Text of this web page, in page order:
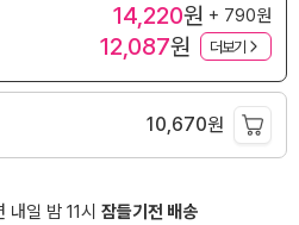
14,220원 + 790원
12,087원 더보기
10,670원
내일 밤 11시 잠들기전 배송